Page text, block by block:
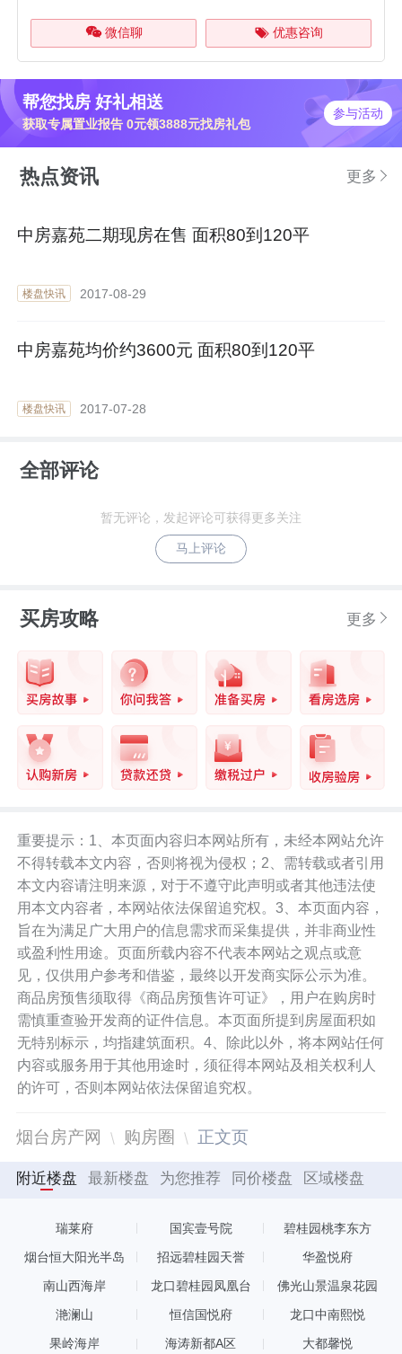
微信聊 优惠咨询
帮您找房 好礼相送
获取专属置业报告 0元领3888元找房礼包
参与活动
热点资讯 更多
中房嘉苑二期现房在售 面积80到120平
楼盘快讯 2017-08-29
中房嘉苑均价约3600元 面积80到120平
楼盘快讯 2017-07-28
全部评论
暂无评论，发起评论可获得更多关注
马上评论
买房攻略 更多
重要提示：1、本页面内容归本网站所有，未经本网站允许
不得转载本文内容，否则将视为侵权；2、需转载或者引用
本文内容请注明来源，对于不遵守此声明或者其他违法使
用本文内容者，本网站依法保留追究权。3、本页面内容，
旨在为满足广大用户的信息需求而采集提供，并非商业性
或盈利性用途。页面所载内容不代表本网站之观点或意
见，仅供用户参考和借鉴，最终以开发商实际公示为准。
商品房预售须取得《商品房预售许可证》，用户在购房时
需慎重查验开发商的证件信息。本页面所提到房屋面积如
无特别标示，均指建筑面积。4、除此以外，将本网站任何
内容或服务用于其他用途时，须征得本网站及相关权利人
的许可，否则本网站依法保留追究权。
烟台房产网 购房圈 正文页
附近楼盘 最新楼盘 为您推荐 同价楼盘 区域楼盘
瑞莱府 国宾壹号院 碧桂园桃李东方
烟台恒大阳光半岛 招远碧桂园天誉 华盈悦府
南山西海岸 龙口碧桂园凤凰台 佛光山景温泉花园
滟澜山 恒信国悦府 龙口中南熙悦
果岭海岸 海涛新都A区 大都馨悦